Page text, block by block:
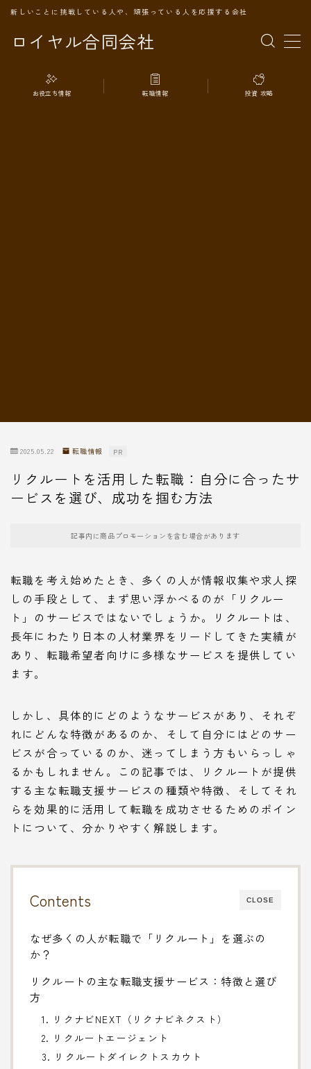
ロイヤル合同会社
新しいことに挑戦している人や、頑張っている人を応援する会社
MENU
TOPページ
お役立ち情報 転職情報 投資 攻略
2025.05.22 転職情報 PR
リクルートを活用した転職：自分に合ったサ
ービスを選び、成功を掴む方法
記事内に商品プロモーションを含む場合があります
転職を考え始めたとき、多くの人が情報収集や求人探
しの手段として、まず思い浮かべるのが「リクルー
ト」のサービスではないでしょうか。リクルートは、
長年にわたり日本の人材業界をリードしてきた実績が
あり、転職希望者向けに多様なサービスを提供してい
ます。
しかし、具体的にどのようなサービスがあり、それぞ
れにどんな特徴があるのか、そして自分にはどのサー
ビスが合っているのか、迷ってしまう方もいらっしゃ
るかもしれません。この記事では、リクルートが提供
する主な転職支援サービスの種類や特徴、そしてそれ
らを効果的に活用して転職を成功させるためのポイン
トについて、分かりやすく解説します。
CLOSE
Contents
なぜ多くの人が転職で「リクルート」を選ぶの
か？
リクルートの主な転職支援サービス：特徴と選び
方
1. リクナビNEXT（リクナビネクスト）
2. リクルートエージェント
3. リクルートダイレクトスカウト